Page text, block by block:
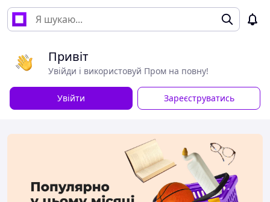
Привіт
Увійди і використовуй Пром на повну!
Увійти Зареєструватись